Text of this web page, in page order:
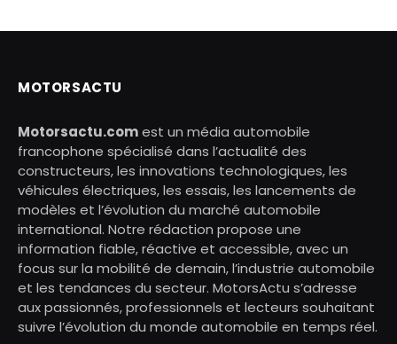
MOTORSACTU
Motorsactu.comest un média automobile
francophone spécialisé dans l’actualité des
constructeurs, les innovations technologiques, les
véhicules électriques, les essais, les lancements de
modèles et l’évolution du marché automobile
international. Notre rédaction propose une
information fiable, réactive et accessible, avec un
focus sur la mobilité de demain, l’industrie automobile
et les tendances du secteur. MotorsActu s’adresse
aux passionnés, professionnels et lecteurs souhaitant
suivre l’évolution du monde automobile en temps réel.